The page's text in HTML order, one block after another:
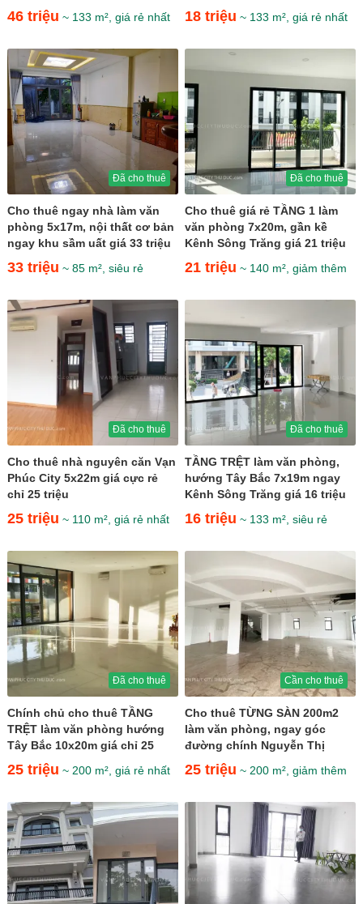
Kênh Sông Trăng giá 46...
46 triệu ~ 133 m², giá rẻ nhất 18 triệu ~ 133 m², giá rẻ nhất
Đã cho thuê
Cho thuê ngay nhà làm văn
phòng 5x17m, nội thất cơ bản
ngay khu sầm uất giá 33 triệu
33 triệu ~ 85 m², siêu rẻ
Đã cho thuê
Cho thuê giá rẻ TẦNG 1 làm
văn phòng 7x20m, gần kề
Kênh Sông Trăng giá 21 triệu
21 triệu ~ 140 m², giảm thêm
Đã cho thuê
Cho thuê nhà nguyên căn Vạn
Phúc City 5x22m giá cực rẻ
chỉ 25 triệu
25 triệu ~ 110 m², giá rẻ nhất
Đã cho thuê
TẦNG TRỆT làm văn phòng,
hướng Tây Bắc 7x19m ngay
Kênh Sông Trăng giá 16 triệu
16 triệu ~ 133 m², siêu rẻ
Đã cho thuê
Chính chủ cho thuê TẦNG
TRỆT làm văn phòng hướng
Tây Bắc 10x20m giá chỉ 25
25 triệu ~ 200 m², giá rẻ nhất
Cần cho thuê
Cho thuê TỪNG SÀN 200m2
làm văn phòng, ngay góc
đường chính Nguyễn Thị
Nhung giá chỉ 25tr
25 triệu ~ 200 m², giảm thêm